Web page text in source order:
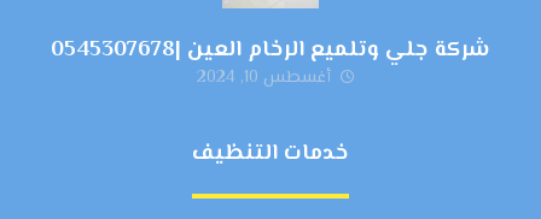
شركة جلي وتلميع الرخام العين |0545307678
أغسطس 10, 2024
خدمات التنظيف